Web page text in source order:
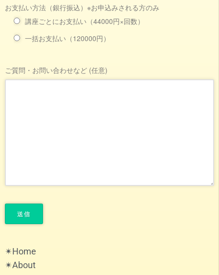
お支払い方法（銀行振込）※お申込みされる方のみ
講座ごとにお支払い（44000円×回数）
一括お支払い（120000円）
ご質問・お問い合わせなど (任意)
✴︎Home
✴︎About